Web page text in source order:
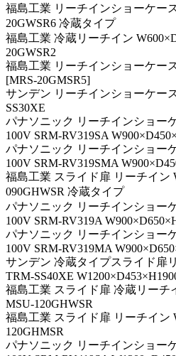
福島工業 リーチインショーケー
20GWSR6 冷蔵タイプ
福島工業 冷蔵リーチイン
20GWSR2
福島工業 リーチインショーケー
[MRS-20GMSR5]
サンデン リーチインショーケー
SS30XE
パナソニック リーチインショー
100V SRM-RV319SA
パナソニック リーチインショー
100V SRM-RV319SMA
福島工業 スライド扉 リーチイン
090GHWSR 冷蔵タイプ
パナソニック リーチインショー
100V SRM-RV319A
パナソニック リーチインショー
100V SRM-RV319MA
サンデン 冷蔵タイプスライド扉
TRM-SS40XE
福島工業 スライド扉 冷蔵リーチ
MSU-120GHWSR
福島工業 スライド扉 リーチイン
120GHMSR
パナソニック リーチインショー